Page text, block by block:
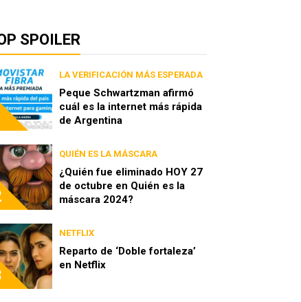
SPOILER
LA VERIFICACIÓN MÁS ESPERADA
Peque Schwartzman afirmó
cuál es la internet más rápida
de Argentina
QUIÉN ES LA MÁSCARA
¿Quién fue eliminado HOY 27
de octubre en Quién es la
máscara 2024?
NETFLIX
Reparto de ‘Doble fortaleza’
en Netflix